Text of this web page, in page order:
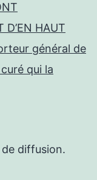
D’EN HAUT
général de
qui la
diffusion.